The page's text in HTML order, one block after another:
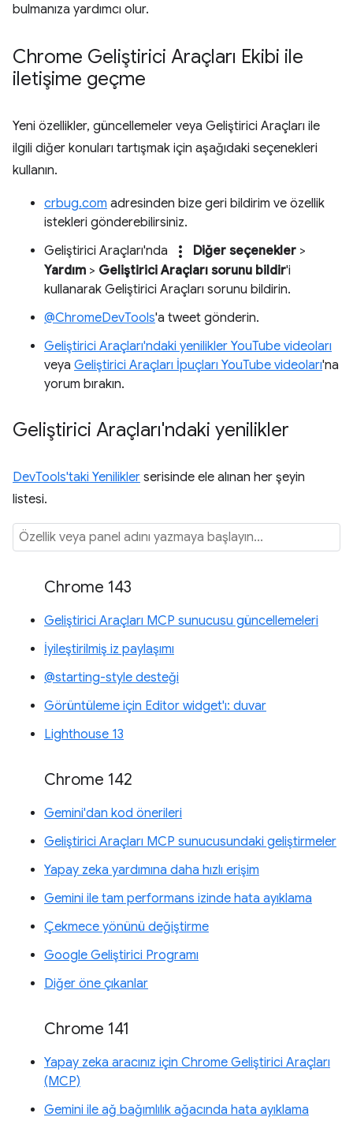
bulmanıza yardımcı olur.
Chrome Geliştirici Araçları Ekibi ile
iletişime geçme
Yeni özellikler, güncellemeler veya Geliştirici Araçları ile
ilgili diğer konuları tartışmak için aşağıdaki seçenekleri
kullanın.
crbug.com adresinden bize geri bildirim ve özellik
istekleri gönderebilirsiniz.
Geliştirici Araçları'nda
more_vert Diğer seçenekler >
Yardım > Geliştirici Araçları sorunu bildir'i
kullanarak Geliştirici Araçları sorunu bildirin.
@ChromeDevTools'a tweet gönderin.
Geliştirici Araçları'ndaki yenilikler YouTube videoları
veya Geliştirici Araçları İpuçları YouTube videoları'na
yorum bırakın.
Geliştirici Araçları'ndaki yenilikler
DevTools'taki Yenilikler serisinde ele alınan her şeyin
listesi.
Chrome 143
Geliştirici Araçları MCP sunucusu güncellemeleri
İyileştirilmiş iz paylaşımı
@starting-style desteği
Görüntüleme için Editor widget'ı: duvar
Lighthouse 13
Chrome 142
Gemini'dan kod önerileri
Geliştirici Araçları MCP sunucusundaki geliştirmeler
Yapay zeka yardımına daha hızlı erişim
Gemini ile tam performans izinde hata ayıklama
Çekmece yönünü değiştirme
Google Geliştirici Programı
Diğer öne çıkanlar
Chrome 141
Yapay zeka aracınız için Chrome Geliştirici Araçları
(MCP)
Gemini ile ağ bağımlılık ağacında hata ayıklama